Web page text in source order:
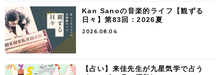
Kan Sanoの音楽的ライフ【観ずる
日々】第83回：2026夏
2026.08.04
【占い】来佳先生が九星気学で占う